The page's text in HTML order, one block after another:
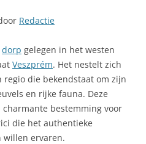
Redactie
dorp gelegen in het westen
Veszprém. Het nestelt zich
regio die bekendstaat om zijn
en rijke fauna. Deze
bestemming voor
die het authentieke
willen ervaren.